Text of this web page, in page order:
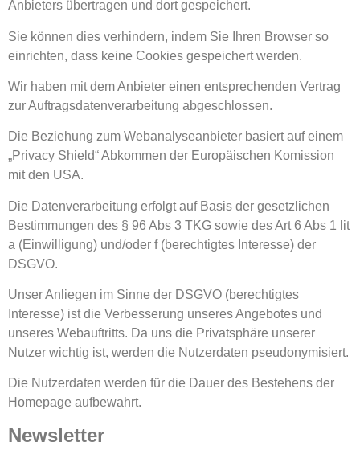
Anbieters übertragen und dort gespeichert.
Sie können dies verhindern, indem Sie Ihren Browser so
einrichten, dass keine Cookies gespeichert werden.
Wir haben mit dem Anbieter einen entsprechenden Vertrag
zur Auftragsdatenverarbeitung abgeschlossen.
Die Beziehung zum Webanalyseanbieter basiert auf einem
„Privacy Shield“ Abkommen der Europäischen Komission
mit den USA.
Die Datenverarbeitung erfolgt auf Basis der gesetzlichen
Bestimmungen des § 96 Abs 3 TKG sowie des Art 6 Abs 1 lit
a (Einwilligung) und/oder f (berechtigtes Interesse) der
DSGVO.
Unser Anliegen im Sinne der DSGVO (berechtigtes
Interesse) ist die Verbesserung unseres Angebotes und
unseres Webauftritts. Da uns die Privatsphäre unserer
Nutzer wichtig ist, werden die Nutzerdaten pseudonymisiert.
Die Nutzerdaten werden für die Dauer des Bestehens der
Homepage aufbewahrt.
Newsletter